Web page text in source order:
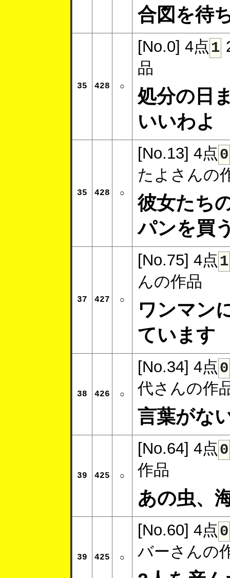
合図を待
35 428 ○
[No.0] 4点 1
品
処分の日
いいわよ
35 428 ○
[No.13] 4点 0
たよさんの
彼女たち
パンを買
37 427 ○
[No.75] 4点 1
んの作品
ワンマン
ています
38 426 ○
[No.34] 4点 0
代さんの作
言葉がな
39 425 ○
[No.64] 4点 0
作品
あの虫、
39 425 ○
[No.60] 4点 0
バーさんの